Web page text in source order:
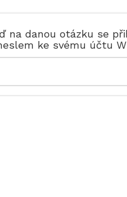
na danou otázku se
ke svému účtu